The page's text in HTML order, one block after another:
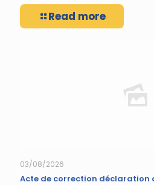
Read more
03/08/2026
Acte de correction déclaration